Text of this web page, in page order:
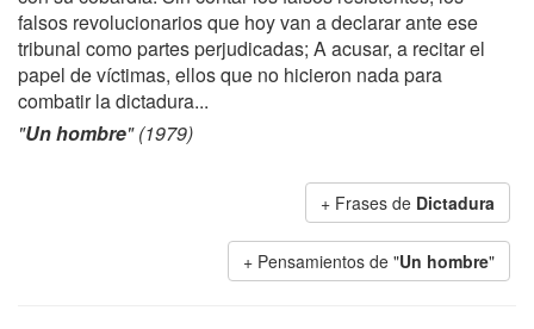
falsos revolucionarios que hoy van a declarar ante ese
tribunal como partes perjudicadas; A acusar, a recitar el
papel de víctimas, ellos que no hicieron nada para
combatir la dictadura...
"Un hombre" (1979)
+ Frases de Dictadura
+ Pensamientos de "Un hombre"